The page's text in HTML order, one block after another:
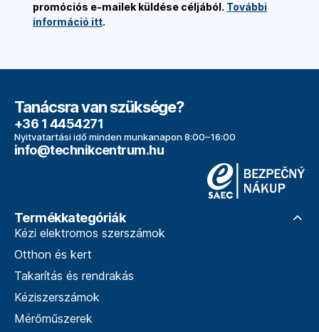
promóciós e-mailek küldése céljából. További
információ itt.
Tanácsra van szüksége?
+36 1 4454271
Nyitvatartási idő minden munkanapon 8:00–16:00
info@technikcentrum.hu
Termékkategóriák
Kézi elektromos szerszámok
Otthon és kert
Takarítás és rendrakás
Kéziszerszámok
Mérőműszerek